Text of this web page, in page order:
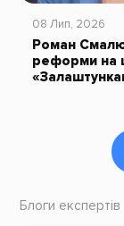
08 Лип, 2026
Роман
реформи на
Блоги експертів